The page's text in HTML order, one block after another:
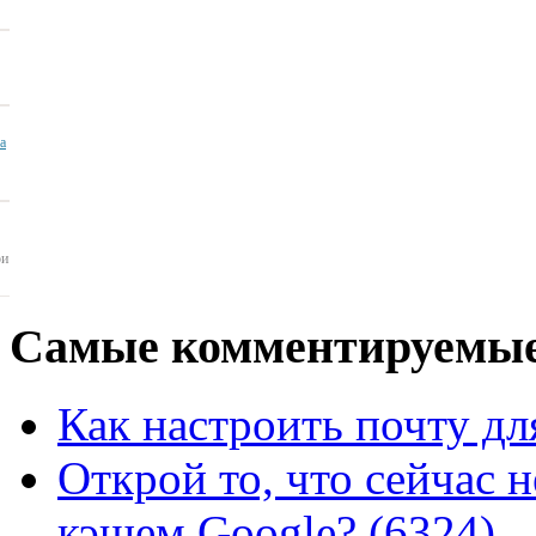
Самые
Как настроить почту
Открой то, что сейчас